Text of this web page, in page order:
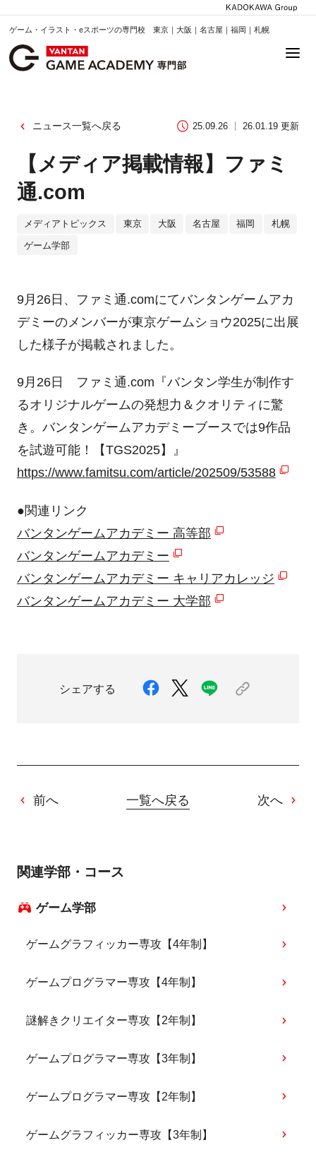
ゲーム・イラスト・eスポーツの専門校 東京｜大阪｜名古屋｜福岡｜札幌
ニュース一覧へ戻る 25.09.26 26.01.19 更新
【メディア掲載情報】ファミ
通.com
メディアトピックス 東京 大阪 名古屋 福岡 札幌
ゲーム学部
9月26日、ファミ通.comにてバンタンゲームアカ
デミーのメンバーが東京ゲームショウ2025に出展
した様子が掲載されました。
9月26日 ファミ通.com『バンタン学生が制作す
るオリジナルゲームの発想力＆クオリティに驚
き。バンタンゲームアカデミーブースでは9作品
を試遊可能！【TGS2025】』
https://www.famitsu.com/article/202509/53588
●関連リンク
バンタンゲームアカデミー 高等部
バンタンゲームアカデミー
バンタンゲームアカデミー キャリアカレッジ
バンタンゲームアカデミー 大学部
シェアする
前へ 一覧へ戻る 次へ
関連学部・コース
ゲーム学部
ゲームグラフィッカー専攻【4年制】
ゲームプログラマー専攻【4年制】
謎解きクリエイター専攻【2年制】
ゲームプログラマー専攻【3年制】
ゲームプログラマー専攻【2年制】
ゲームグラフィッカー専攻【3年制】